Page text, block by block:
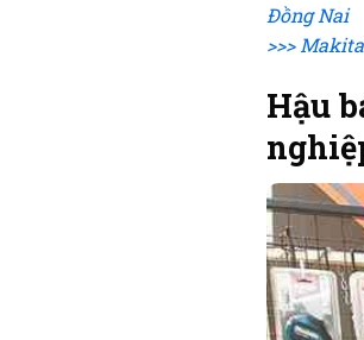
Đồng Nai
>>>
Hậu